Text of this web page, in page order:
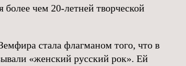
более чем 20-летней творческой
стала флагманом того, что в
«женский русский рок». Ей